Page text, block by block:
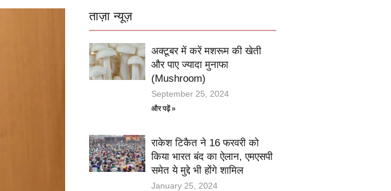
ताज़ा न्यूज़
अक्टूबर में करें मशरूम की खेती
और पाए ज्यादा मुनाफा
(Mushroom)
September 25, 2024
और पढ़ें »
राकेश टिकैत ने 16 फरवरी को
किया भारत बंद का ऐलान, एमएसपी
समेत ये मुद्दे भी होंगे शामिल
January 25, 2024